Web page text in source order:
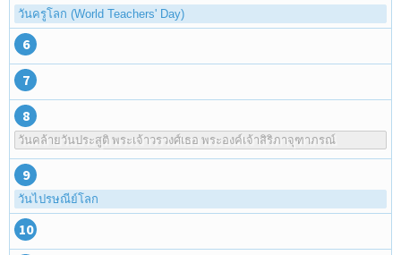
วันครูโลก (World Teachers' Day)
6
7
8
วันคล้ายวันประสูติ พระเจ้าวรวงศ์เธอ พระองค์เจ้าสิริภาจุฑาภรณ์
9
วันไปรษณีย์โลก
10